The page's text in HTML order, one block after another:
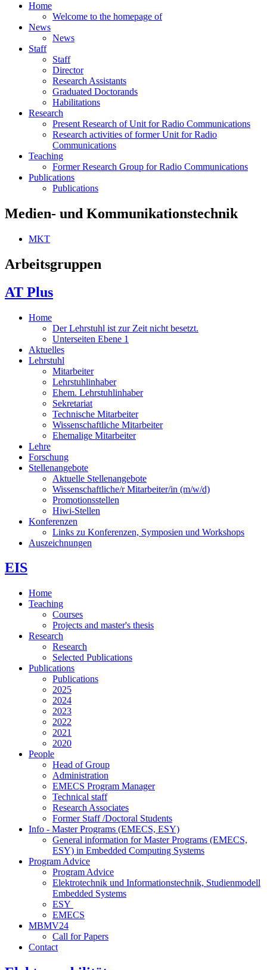
Home
Welcome to the homepage of
News
News
Staff
Staff
Director
Research Assistants
Graduated Doctorands
Habilitations
Research
Present Research of Unit for Radio Communications
Research activities of former Unit for Radio
Communications
Teaching
Former Research Group for Radio Communications
Publications
Publications
Medien- und Kommunikationstechnik
MKT
Arbeitsgruppen
AT Plus
Home
Der Lehrstuhl ist zur Zeit nicht besetzt.
Unterseiten Ebene 1
Aktuelles
Lehrstuhl
Mitarbeiter
Lehrstuhlinhaber
Ehem. Lehrstuhlinhaber
Sekretariat
Technische Mitarbeiter
Wissenschaftliche Mitarbeiter
Ehemalige Mitarbeiter
Lehre
Forschung
Stellenangebote
Aktuelle Stellenangebote
Wissenschaftliche/r Mitarbeiter/in (m/w/d)
Promotionsstellen
Hiwi-Stellen
Konferenzen
Links zu Konferenzen, Symposien und Workshops
Auszeichnungen
EIS
Home
Teaching
Courses
Projects and master's thesis
Research
Research
Selected Publications
Publications
Publications
2025
2024
2023
2022
2021
2020
People
Head of Group
Administration
EMECS Program Manager
Technical staff
Research Associates
Former Staff /Doctoral Students
Info - Master Programs (EMECS, ESY)
General information for Master Programs (EMECS,
ESY) in Embedded Computing Systems
Program Advice
Program Advice
Elektrotechnik und Informationstechnik, Studienmodell
Embedded Systems
ESY
EMECS
MBMV24
Call for Papers
Contact